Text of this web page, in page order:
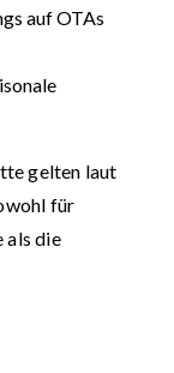
auf OTAs
gelten laut
für
als die